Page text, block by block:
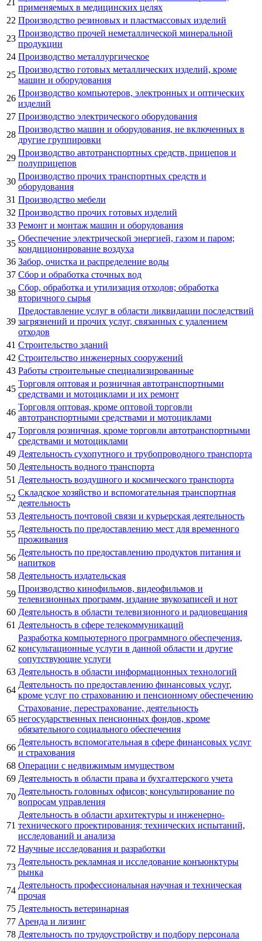
применяемых в медицинских целях
22 Производство резиновых и пластмассовых изделий
23
Производство прочей неметаллической минеральной
продукции
24 Производство металлургическое
25
Производство готовых металлических изделий, кроме
машин и оборудования
26
Производство компьютеров, электронных и оптических
изделий
27 Производство электрического оборудования
28
Производство машин и оборудования, не включенных в
другие группировки
29
Производство автотранспортных средств, прицепов и
полуприцепов
30
Производство прочих транспортных средств и
оборудования
31 Производство мебели
32 Производство прочих готовых изделий
33 Ремонт и монтаж машин и оборудования
35
Обеспечение электрической энергией, газом и паром;
кондиционирование воздуха
36 Забор, очистка и распределение воды
37 Сбор и обработка сточных вод
38
Сбор, обработка и утилизация отходов; обработка
вторичного сырья
39
Предоставление услуг в области ликвидации последствий
загрязнений и прочих услуг, связанных с удалением
отходов
41 Строительство зданий
42 Строительство инженерных сооружений
43 Работы строительные специализированные
45
Торговля оптовая и розничная автотранспортными
средствами и мотоциклами и их ремонт
46
Торговля оптовая, кроме оптовой торговли
автотранспортными средствами и мотоциклами
47
Торговля розничная, кроме торговли автотранспортными
средствами и мотоциклами
49 Деятельность сухопутного и трубопроводного транспорта
50 Деятельность водного транспорта
51 Деятельность воздушного и космического транспорта
52
Складское хозяйство и вспомогательная транспортная
деятельность
53 Деятельность почтовой связи и курьерская деятельность
55
Деятельность по предоставлению мест для временного
проживания
56
Деятельность по предоставлению продуктов питания и
напитков
58 Деятельность издательская
59
Производство кинофильмов, видеофильмов и
телевизионных программ, издание звукозаписей и нот
60 Деятельность в области телевизионного и радиовещания
61 Деятельность в сфере телекоммуникаций
62
Разработка компьютерного программного обеспечения,
консультационные услуги в данной области и другие
сопутствующие услуги
63 Деятельность в области информационных технологий
64
Деятельность по предоставлению финансовых услуг,
кроме услуг по страхованию и пенсионному обеспечению
65
Страхование, перестрахование, деятельность
негосударственных пенсионных фондов, кроме
обязательного социального обеспечения
66
Деятельность вспомогательная в сфере финансовых услуг
и страхования
68 Операции с недвижимым имуществом
69 Деятельность в области права и бухгалтерского учета
70
Деятельность головных офисов; консультирование по
вопросам управления
71
Деятельность в области архитектуры и инженерно-
технического проектирования; технических испытаний,
исследований и анализа
72 Научные исследования и разработки
73
Деятельность рекламная и исследование конъюнктуры
рынка
74
Деятельность профессиональная научная и техническая
прочая
75 Деятельность ветеринарная
77 Аренда и лизинг
78 Деятельность по трудоустройству и подбору персонала